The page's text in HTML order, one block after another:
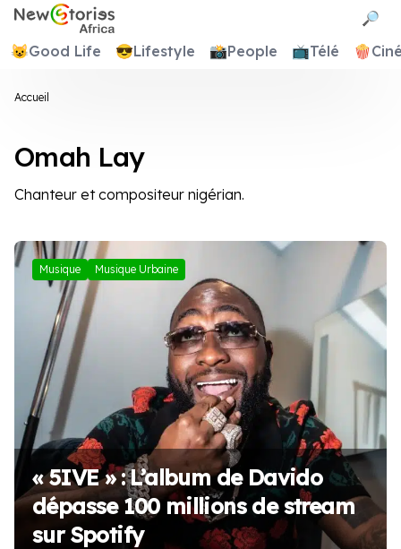
Newstories Africa
🔎
😺Good Life 😎Lifestyle 📸People 📺Télé 🍿
Accueil
Omah Lay
Chanteur et compositeur nigérian.
Musique Musique Urbaine
« 5IVE » : L’album de Davido
dépasse 100 millions de stream
sur Spotify